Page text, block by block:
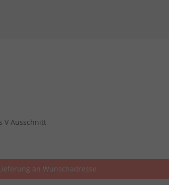
V Ausschnitt
an Wunschadresse